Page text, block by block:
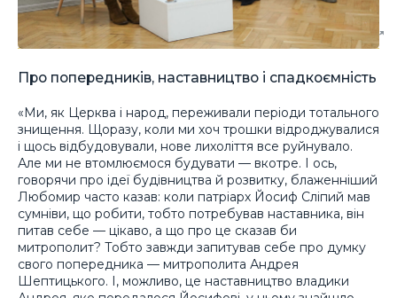
Про попередників, наставництво і спадкоємність
«Ми, як Церква і народ, переживали періоди тотального
знищення. Щоразу, коли ми хоч трошки відроджувалися
і щось відбудовували, нове лихоліття все руйнувало.
Але ми не втомлюємося будувати — вкотре. І ось,
говорячи про ідеї будівництва й розвитку, блаженніший
Любомир часто казав: коли патріарх Йосиф Сліпий мав
сумніви, що робити, тобто потребував наставника, він
питав себе — цікаво, а що про це сказав би
митрополит? Тобто завжди запитував себе про думку
свого попередника — митрополита Андрея
Шептицького. І, можливо, це наставництво владики